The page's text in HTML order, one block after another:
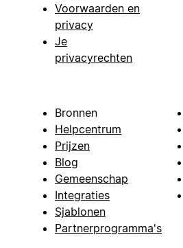
Voorwaarden en
privacy
Je
privacyrechten
Bronnen
Helpcentrum
Prijzen
Blog
Gemeenschap
Integraties
Sjablonen
Partnerprogramma's